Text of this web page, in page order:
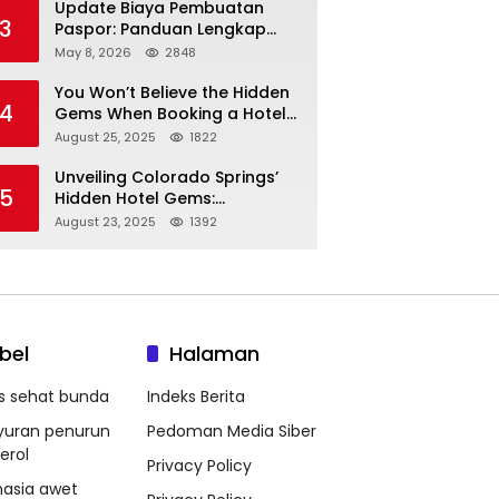
3
Update Biaya Pembuatan
Paspor: Panduan Lengkap
Tarif Resmi Negara!
May 8, 2026 2848
4
You Won’t Believe the Hidden
Gems When Booking a Hotel
in Louisville KY—From Cheap
August 25, 2025 1822
5
Unveiling Colorado Springs’
Hidden Hotel Gems:
Affordable Stays, Luxury
August 23, 2025 1392
sehat bunda
penurun
awet
Halaman
Indeks Berita
Pedoman Media Siber
Privacy Policy